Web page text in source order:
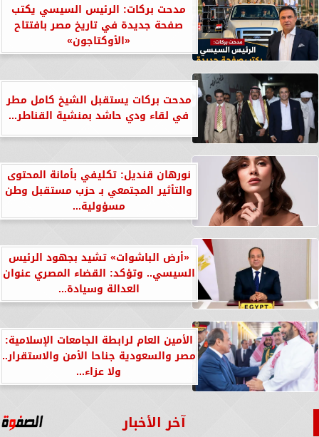
مدحت بركات: الرئيس السيسي يكتب
صفحة جديدة في تاريخ مصر بافتتاح
«الأوكتاجون»
مدحت بركات يستقبل الشيخ كامل مطر
في لقاء ودي حاشد بمنشية القناطر...
نورهان قنديل: تكليفي بأمانة المحتوى
والتأثير المجتمعي بـ حزب مستقبل وطن
مسؤولية...
«أرض الباشوات» تشيد بجهود الرئيس
السيسي.. وتؤكد: القضاء المصري عنوان
العدالة وسيادة...
الأمين العام لرابطة الجامعات الإسلامية:
مصر والسعودية جناحا الأمن والاستقرار..
ولا عزاء...
آخر الأخبار